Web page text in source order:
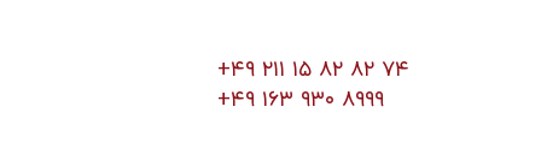
+۴۹ ۲۱۱ ۱۵ ۸۲ ۸۲ ۷۴
+۴۹ ۱۶۳ ۹۳۰ ۸۹۹۹